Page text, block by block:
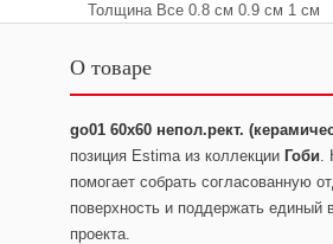
Толщина Все 0.8 см 0.9 см 1 см
О товаре
go01 60x60 непол.рект.
позиция Estima из коллекции Гоби.
помогает собрать согласованную
поверхность и поддержать единый
проекта.